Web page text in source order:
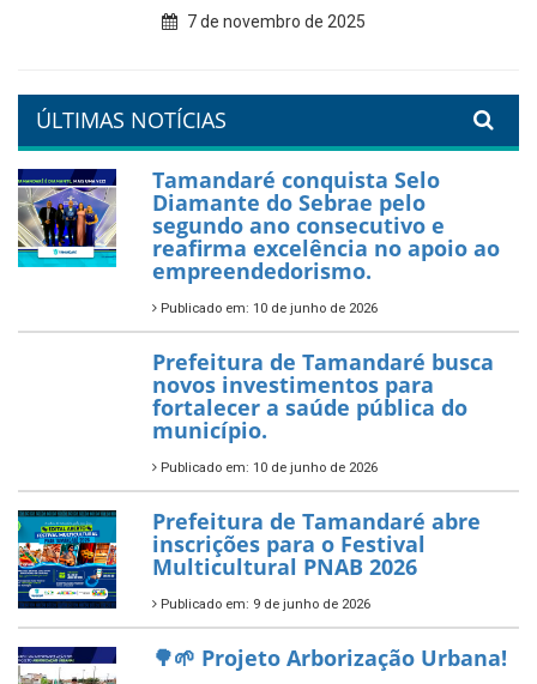
7 de fevereiro de 2026
orla da cidade.
PartiuENEM — Prefeitura
garante transporte gratuito
para os estudantes
7 de novembro de 2025
Política Nacional Aldir Blanc
— Tamandaré tem Plano de
Aplicação de Recursos (PAR)
habilitado
7 de novembro de 2025
ÚLTIMAS NOTÍCIAS
Tamandaré conquista Selo
Diamante do Sebrae pelo
segundo ano consecutivo e
reafirma excelência no apoio ao
empreendedorismo.